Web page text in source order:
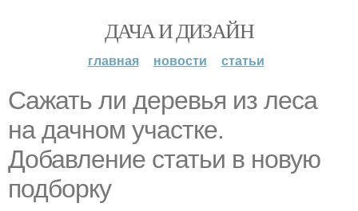
ДАЧА И ДИЗАЙН
главная новости статьи
Сажать ли деревья из леса
на дачном участке.
Добавление статьи в новую
подборку